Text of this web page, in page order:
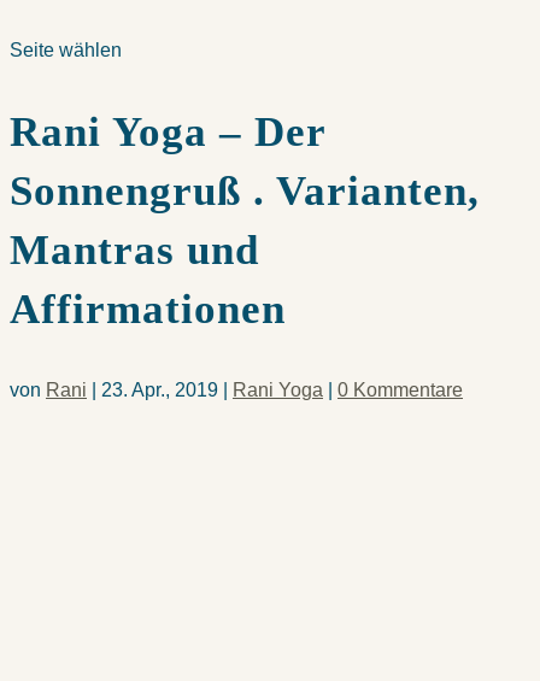
Seite wählen
Rani Yoga – Der
Sonnengruß . Varianten,
Mantras und
Affirmationen
von Rani 23. Apr., 2019 Rani Yoga 0 Kommentare